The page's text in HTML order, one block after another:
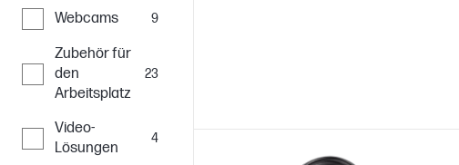
Webcams 9
Zubehör für
den
Arbeitsplatz
23
Video-
Lösungen
4